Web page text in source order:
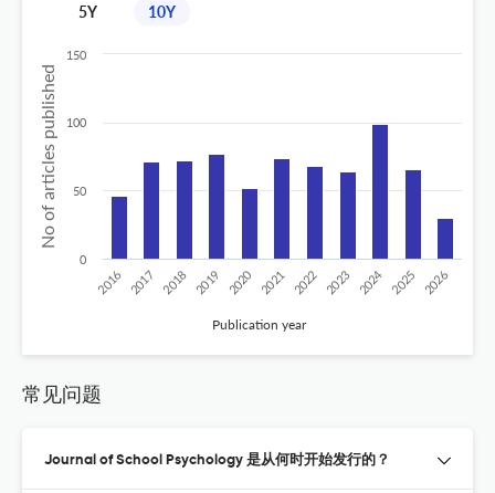
5Y 10Y
No of articles published
Publication year
2016 2017 2018 2019 2020 2021 2022 2023 2024 2025 2026
0
50
100
150
常见问题
Journal of School Psychology 是从何时开始发行的？